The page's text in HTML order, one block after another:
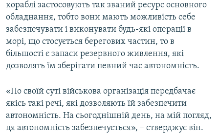
кораблі застосовують так званий ресурс основного
обладнання, тобто вони мають можливість себе
забезпечувати і виконувати будь-які операції в
морі, що стосується берегових частин, то в
більшості є запаси резервного живлення, які
дозволять їм зберігати певний час автономність.
«По своїй суті військова організація передбачає
якісь такі речі, які дозволяють їй забезпечити
автономність. На сьогоднішній день, на мій погляд,
ця автономність забезпечується», – стверджує він.